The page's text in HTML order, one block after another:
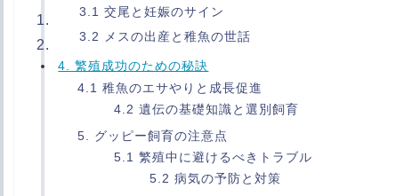
3.1 交尾と妊娠のサイン
3.2 メスの出産と稚魚の世話
4. 繁殖成功のための秘訣
4.1 稚魚のエサやりと成長促進
4.2 遺伝の基礎知識と選別飼育
5. グッピー飼育の注意点
5.1 繁殖中に避けるべきトラブル
5.2 病気の予防と対策